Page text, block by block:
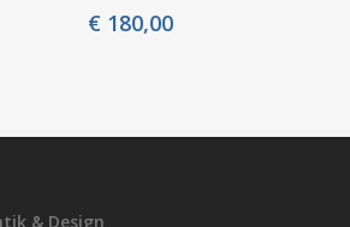
€ 180,00
& Design